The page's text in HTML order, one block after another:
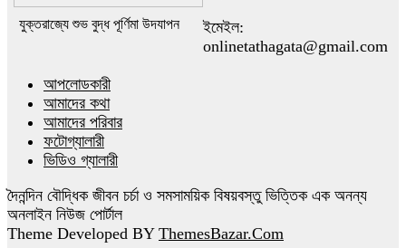
যুক্তরাজ্যে শুভ বুদ্ধ পূর্ণিমা উদযাপন
ইমেইল:
onlinetathagata@gmail.com
আপলোডকারী
আমাদের কথা
আমাদের পরিবার
ফটোগ্যালারী
ভিডিও গ্যালারী
দৈনন্দিন বৌদ্ধিক জীবন চর্চা ও সমসাময়িক বিষয়বস্তু ভিত্তিক এক অনন্য
অনলাইন নিউজ পোর্টাল
Theme Developed BY ThemesBazar.Com